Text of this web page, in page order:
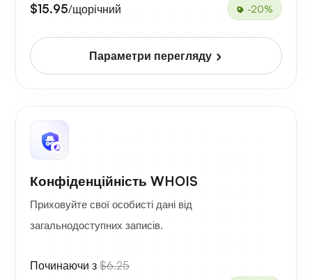
$15.95/щорічний -20%
Параметри перегляду
Конфіденційність WHOIS
Приховуйте свої особисті дані від
загальнодоступних записів.
Починаючи з $6.25